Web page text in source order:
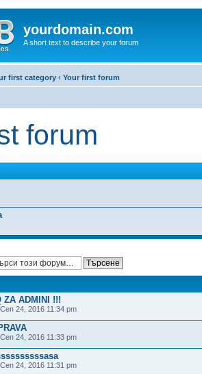
yourdomain.com
A short text to describe your forum
first category ‹ Your first forum
forum
ZA ADMINI !!!
24, 2016 11:34 pm
24, 2016 11:33 pm
24, 2016 11:31 pm